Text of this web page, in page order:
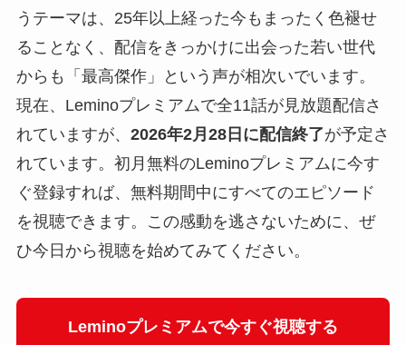
うテーマは、25年以上経った今もまったく色褪せ
ることなく、配信をきっかけに出会った若い世代
からも「最高傑作」という声が相次いでいます。
現在、Leminoプレミアムで全11話が見放題配信さ
れていますが、 2026年2月28日に配信終了が予定さ
れています。初月無料のLeminoプレミアムに今す
ぐ登録すれば、無料期間中にすべてのエピソード
を視聴できます。この感動を逃さないために、ぜ
ひ今日から視聴を始めてみてください。
Leminoプレミアムで今すぐ視聴する